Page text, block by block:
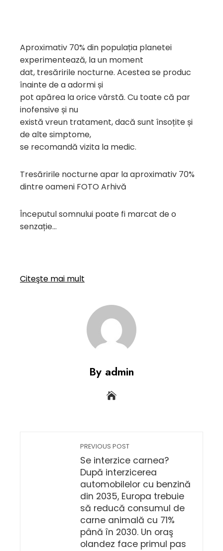
Aproximativ 70% din populația planetei
experimentează, la un moment
dat, tresăririle nocturne. Acestea se produc
înainte de a adormi și
pot apărea la orice vârstă. Cu toate că par
inofensive și nu
există vreun tratament, dacă sunt însoțite și
de alte simptome,
se recomandă vizita la medic.
Tresăririle nocturne apar la aproximativ 70%
dintre oameni FOTO Arhivă
Începutul somnului poate fi marcat de o
senzație…
Citeşte mai mult
By admin
PREVIOUS POST
Se interzice carnea?
După interzicerea
automobilelor cu benzină
din 2035, Europa trebuie
să reducă consumul de
carne animală cu 71%
până în 2030. Un oraş
olandez face primul pas